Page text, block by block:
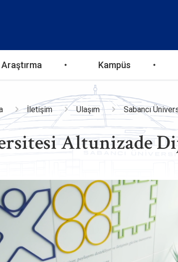
Araştırma Kampüs
İletişim Ulaşım Sabancı
Altunizade